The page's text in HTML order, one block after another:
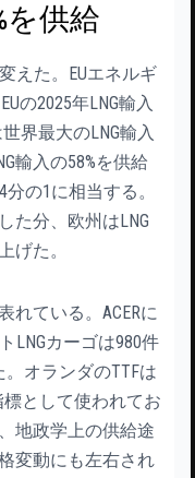
を供給
えた。EUエネルギ
の2025年LNG輸入
界最大のLNG輸入
輸入の58%を供給
の1に相当する。
た分、欧州はLNG
げた。
れている。ACERに
LNGカーゴは980件
オランダのTTFは
標として使われてお
地政学上の供給途
変動にも左右され